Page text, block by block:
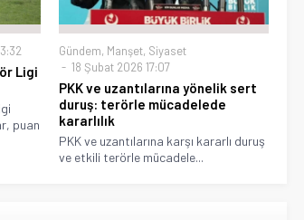
Ligi
puan
Gündem, Manşet, Siyaset
18 Şubat 2026 17:07
PKK ve uzantılarına yönelik sert
duruş: terörle mücadelede
kararlılık
PKK ve uzantılarına karşı kararlı duruş
ve etkili terörle mücadele...